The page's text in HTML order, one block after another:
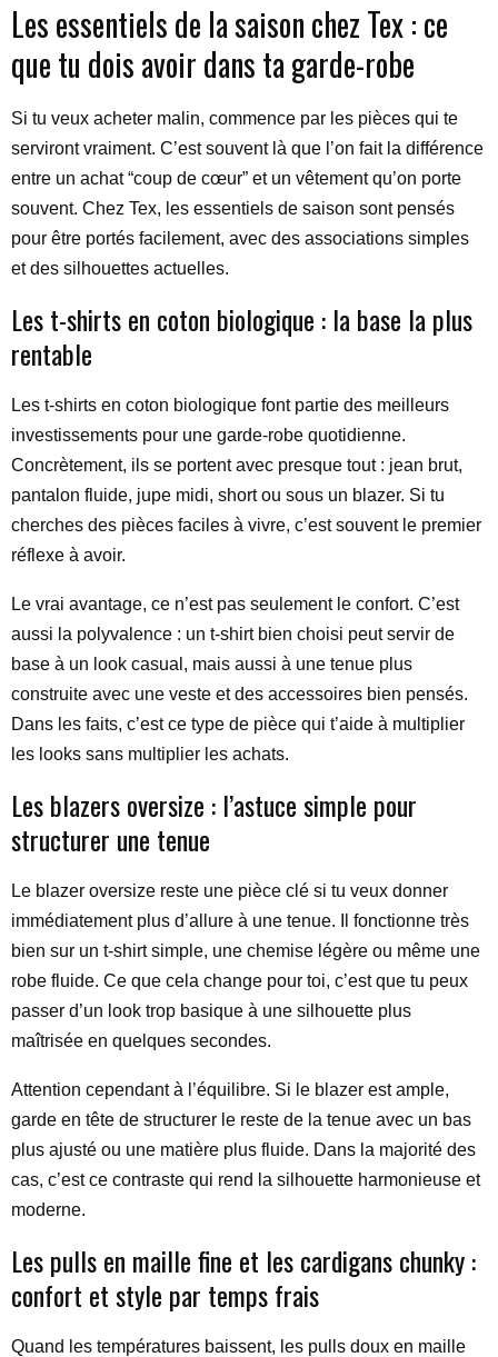
Les essentiels de la saison chez Tex : ce
que tu dois avoir dans ta garde-robe
Si tu veux acheter malin, commence par les pièces qui te
serviront vraiment. C’est souvent là que l’on fait la différence
entre un achat “coup de cœur” et un vêtement qu’on porte
souvent. Chez Tex, les essentiels de saison sont pensés
pour être portés facilement, avec des associations simples
et des silhouettes actuelles.
Les t-shirts en coton biologique : la base la plus
rentable
Les t-shirts en coton biologique font partie des meilleurs
investissements pour une garde-robe quotidienne.
Concrètement, ils se portent avec presque tout : jean brut,
pantalon fluide, jupe midi, short ou sous un blazer. Si tu
cherches des pièces faciles à vivre, c’est souvent le premier
réflexe à avoir.
Le vrai avantage, ce n’est pas seulement le confort. C’est
aussi la polyvalence : un t-shirt bien choisi peut servir de
base à un look casual, mais aussi à une tenue plus
construite avec une veste et des accessoires bien pensés.
Dans les faits, c’est ce type de pièce qui t’aide à multiplier
les looks sans multiplier les achats.
Les blazers oversize : l’astuce simple pour
structurer une tenue
Le blazer oversize reste une pièce clé si tu veux donner
immédiatement plus d’allure à une tenue. Il fonctionne très
bien sur un t-shirt simple, une chemise légère ou même une
robe fluide. Ce que cela change pour toi, c’est que tu peux
passer d’un look trop basique à une silhouette plus
maîtrisée en quelques secondes.
Attention cependant à l’équilibre. Si le blazer est ample,
garde en tête de structurer le reste de la tenue avec un bas
plus ajusté ou une matière plus fluide. Dans la majorité des
cas, c’est ce contraste qui rend la silhouette harmonieuse et
moderne.
Les pulls en maille fine et les cardigans chunky :
confort et style par temps frais
Quand les températures baissent, les pulls doux en maille